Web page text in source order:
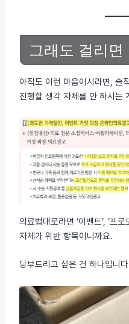
그래도 걸리면
아직도 이런 마음이시라면, 솔
진행할 생각 자체를 안 하시는
의료법대로라면 ‘이벤트’, ‘프로
자체가 위반 항목이니까요.
당부드리고 싶은 건 하나입니